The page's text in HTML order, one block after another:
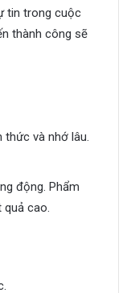
tin trong cuộc
thành công sẽ
và nhớ lâu.
động. Phẩm
cao.